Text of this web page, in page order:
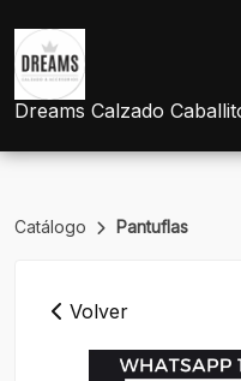
Dreams Calzado
Catálogo Pantuflas
Volver